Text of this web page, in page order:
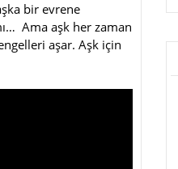
bir evrene
Ama aşk her zaman
aşar. Aşk için